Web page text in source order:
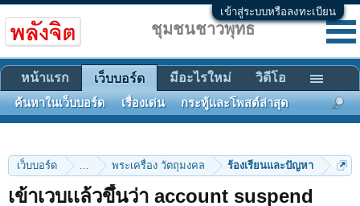
เข้าสู่ระบบหรือลงทะเบียน
เว็บบอร์ด ... พระเครื่อง วัตถุมงคล ร้องเรียนและปัญหา
เข้าเวบเเล้วขึ้นว่า account suspend
ชุมชนชาวพุทธ
หน้าแรก เว็บบอร์ด
ค้นหาในเว็บบอร์ด เรื่องเด่น กระทู้และโพสต์ล่าสุด
มีอะไรใหม่ วิดีโอ